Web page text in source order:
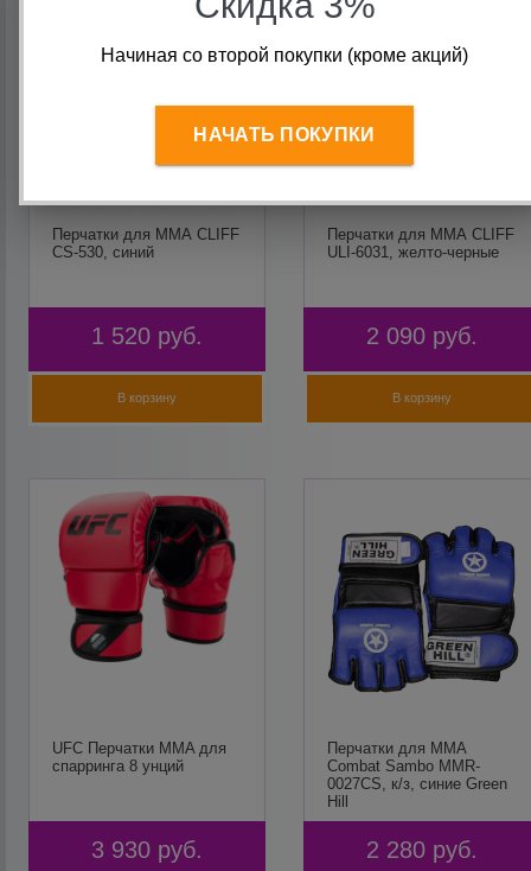
Перчатки для ММА CLIFF
CS-530, синий
1 520 руб.
В корзину
Перчатки для ММА CLIFF
ULI-6031, желто-черные
2 090 руб.
В корзину
UFC Перчатки MMA для
спарринга 8 унций
3 930 руб.
Перчатки для MMA
Combat Sambo MMR-
0027CS, к/з, синие Green
Hill
2 280 руб.
Начиная со второй покупки (кроме акций)
НАЧАТЬ ПОКУПКИ